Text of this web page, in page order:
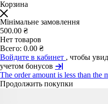
Корзина
Мінімальне замовлення
500.00 ₴
Нет товаров
Всего: 0.00 ₴
Войдите в кабинет , чтобы
учетом бонусов
The order amount is less than the
Продолжить покупки